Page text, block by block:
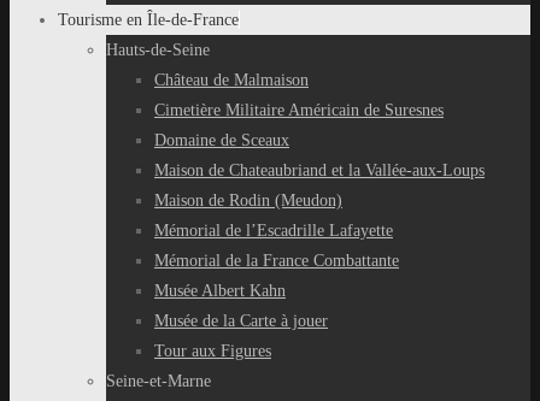
Tourisme en Île-de-France
Hauts-de-Seine
Château de Malmaison
Cimetière Militaire Américain de Suresnes
Domaine de Sceaux
Maison de Chateaubriand et la Vallée-aux-Loups
Maison de Rodin (Meudon)
Mémorial de l’Escadrille Lafayette
Mémorial de la France Combattante
Musée Albert Kahn
Musée de la Carte à jouer
Tour aux Figures
Seine-et-Marne